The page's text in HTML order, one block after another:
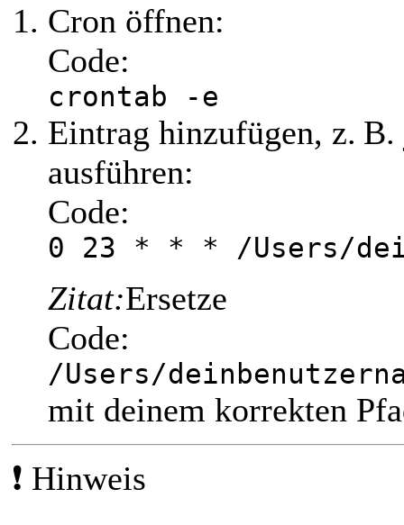
Cron öffnen:
Code:
crontab -e
Eintrag hinzufügen, z.
ausführen:
Code:
0 23 * * * /Users/
Zitat:Ersetze
Code:
/Users/
mit deinem korrekten
❗ Hinweis